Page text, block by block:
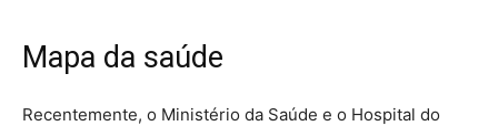
Mapa da saúde
Recentemente, o Ministério da Saúde e o Hospital do